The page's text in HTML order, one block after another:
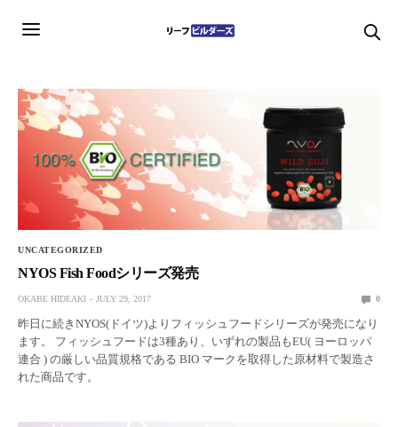
UNCATEGORIZED
NYOS Fish Foodシリーズ発売
OKABE HIDEAKI JULY 29, 2017 0
昨日に続きNYOS(ドイツ)よりフィッシュフードシリーズが発売になり
ます。 フィッシュフードは3種あり、いずれの製品もEU( ヨーロッパ
連合 ) の厳しい品質規格である BIO マークを取得した原材料で製造さ
れた商品です。